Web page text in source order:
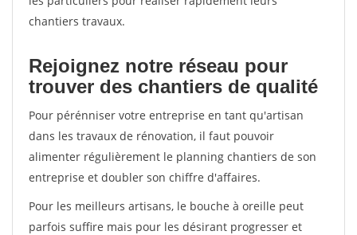
chantiers travaux.
Rejoignez notre réseau pour
trouver des chantiers de qualité
Pour pérénniser votre entreprise en tant qu'artisan
dans les travaux de rénovation, il faut pouvoir
alimenter régulièrement le planning chantiers de son
entreprise et doubler son chiffre d'affaires.
Pour les meilleurs artisans, le bouche à oreille peut
parfois suffire mais pour les désirant progresser et